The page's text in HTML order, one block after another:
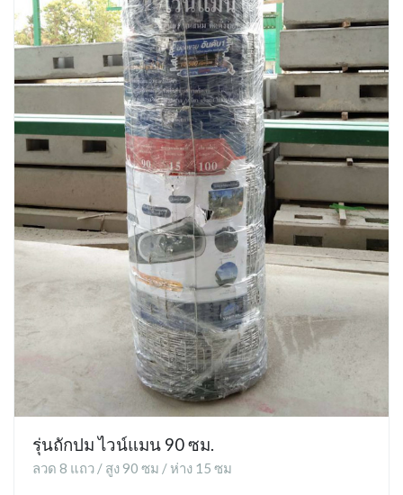
รุ่นถักปม ไวน์แมน 90 ซม.
ลวด 8 แถว / สูง 90 ซม / ห่าง 15 ซม